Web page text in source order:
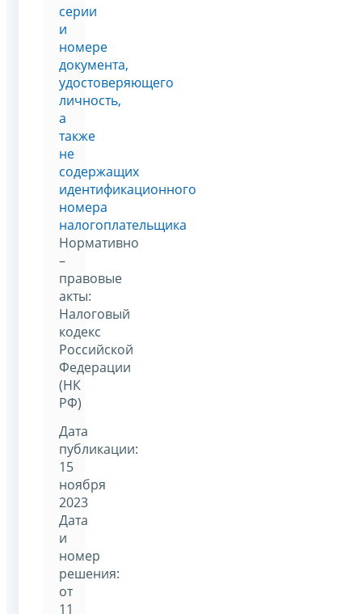
серии
и
номере
документа,
удостоверяющего
личность,
а
также
не
содержащих
идентификационного
номера
налогоплательщика
Нормативно
–
правовые
акты:
Налоговый
кодекс
Российской
Федерации
(НК
РФ)
Дата
публикации:
15
ноября
2023
Дата
и
номер
решения:
от
11